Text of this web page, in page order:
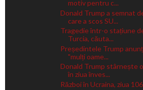
motiv pentru c...
Donald Trump a semnat
care a scos SU...
Tragedie într-o stațiune
Turcia, căuta...
Președintele Trump
"mulți oame...
Donald Trump stârnește
în ziua înves...
Război în Ucraina, ziua